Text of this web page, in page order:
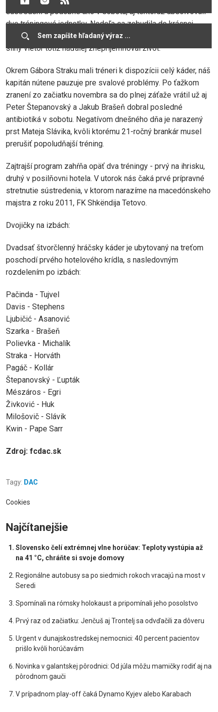
sústredení a podobne ako v sobotu, aj tentoraz absolvovali
dve tréningové jednotky. Nedeľa sa zobudila do krásnej
modrej oblohy, celodenné slnko však bolo klamlivé. Vytrvalý
silný vietor totiž naďalej znepríjemňoval život.
Okrem Gábora Straku mali tréneri k dispozícii celý káder, náš
kapitán nútene pauzuje pre svalové problémy. Po ťažkom
zranení zo začiatku novembra sa do plnej záťaže vrátil už aj
Peter Štepanovský a Jakub Brašeň dobral posledné
antibiotiká v sobotu. Negatívom dnešného dňa je narazený
prst Mateja Slávika, kvôli ktorému 21-ročný brankár musel
prerušiť popoludňajší tréning.
Zajtrajší program zahŕňa opäť dva tréningy - prvý na ihrisku,
druhý v posilňovni hotela. V utorok nás čaká prvé prípravné
stretnutie sústredenia, v ktorom narazíme na macedónskeho
majstra z roku 2011, FK Shkëndija Tetovo.
Dvojičky na izbách:
Dvadsať štvorčlenný hráčsky káder je ubytovaný na treťom
poschodí prvého hotelového krídla, s nasledovným
rozdelením po izbách:
Pačinda - Tujvel
Davis - Stephens
Ljubičić - Asanović
Szarka - Brašeň
Polievka - Michalík
Straka - Horváth
Pagáč - Kollár
Štepanovský - Ľupták
Mészáros - Egri
Živković - Huk
Milošovič - Slávik
Kwin - Pape Sarr
Zdroj: fcdac.sk
Tagy: DAC
Cookies
Najčítanejšie
Slovensko čelí extrémnej vlne horúčav: Teploty vystúpia až
na 41 °C, chráňte si svoje domovy
Regionálne autobusy sa po siedmich rokoch vracajú na most v
Seredi
Spomínali na rómsky holokaust a pripomínali jeho posolstvo
Prvý raz od začiatku: Jenčuš aj Trontelj sa odvďačili za dôveru
Urgent v dunajskostredskej nemocnici: 40 percent pacientov
prišlo kvôli horúčavám
Novinka v galantskej pôrodnici: Od júla môžu mamičky rodiť aj na
pôrodnom gauči
V prípadnom play-off čaká Dynamo Kyjev alebo Karabach